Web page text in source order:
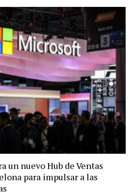
un nuevo Hub de Ventas
para impulsar a las